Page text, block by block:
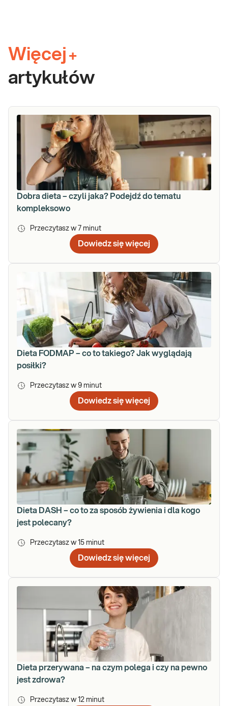
Więcej +
artykułów
Dobra dieta – czyli jaka? Podejdź do tematu
kompleksowo
Przeczytasz w 7 minut
Dowiedz się więcej
Dieta FODMAP – co to takiego? Jak wyglądają
posiłki?
Przeczytasz w 9 minut
Dowiedz się więcej
Dieta DASH – co to za sposób żywienia i dla kogo
jest polecany?
Przeczytasz w 15 minut
Dowiedz się więcej
Dieta przerywana – na czym polega i czy na pewno
jest zdrowa?
Przeczytasz w 12 minut